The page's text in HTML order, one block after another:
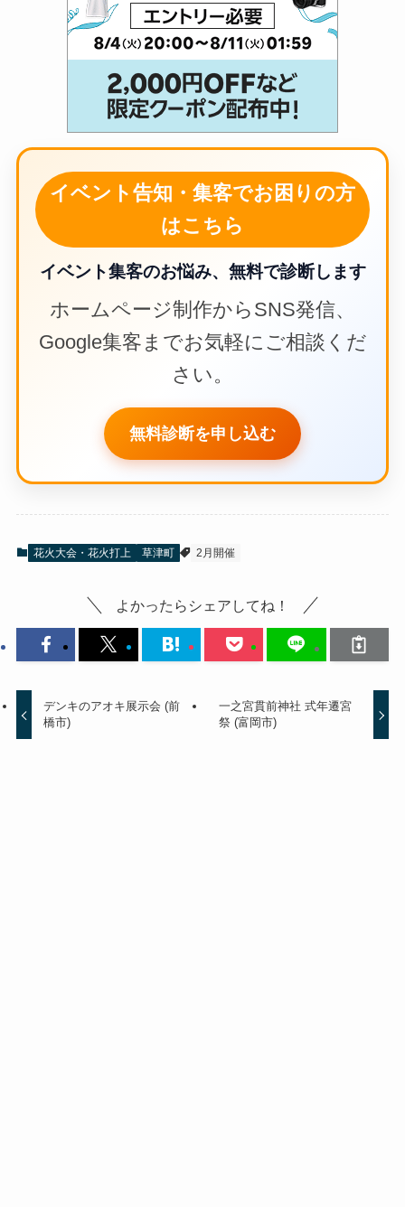
イベント告知・集客でお困りの方
はこちら
イベント集客のお悩み、無料で診断します
ホームページ制作からSNS発信、
Google集客までお気軽にご相談くだ
さい。
無料診断を申し込む
花火大会・花火打上 草津町 2月開催
よかったらシェアしてね！
デンキのアオキ展示会 (前
橋市)
一之宮貫前神社 式年遷宮
祭 (富岡市)